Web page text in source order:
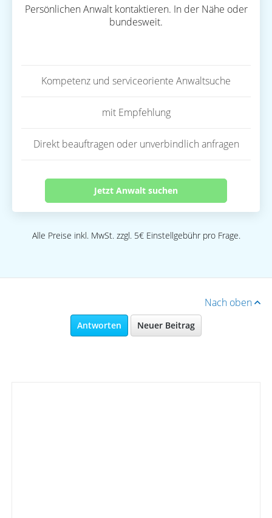
Persönlichen Anwalt kontaktieren. In der Nähe oder
bundesweit.
Kompetenz und serviceoriente Anwaltsuche
mit Empfehlung
Direkt beauftragen oder unverbindlich anfragen
Jetzt Anwalt suchen
Alle Preise inkl. MwSt. zzgl. 5€ Einstellgebühr pro Frage.
Nach oben
Antworten Neuer Beitrag